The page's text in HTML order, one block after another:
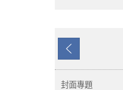
上
一
頁
封面專題